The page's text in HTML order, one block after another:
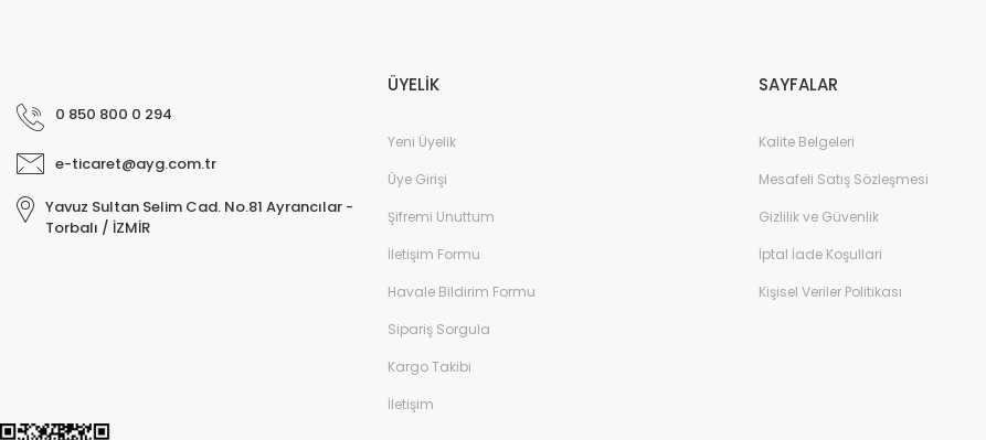
0 850 800 0 294
e-ticaret@ayg.com.tr
Yavuz Sultan Selim Cad. No.81 Ayrancılar -
Torbalı / İZMİR
ÜYELİK
Yeni Üyelik
Üye Girişi
Şifremi Unuttum
İletişim Formu
Havale Bildirim Formu
Sipariş Sorgula
Kargo Takibi
İletişim
SAYFALAR
Kalite Belgeleri
Mesafeli Satış Sözleşmesi
Gizlilik ve Güvenlik
İptal İade Koşullari
Kişisel Veriler Politikası